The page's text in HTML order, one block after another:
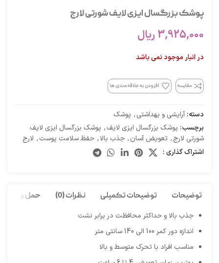
پوشک بزرگسال ایزی لایف شورتی لارج
3,925,000ریال
در انبار موجود نمی باشد
مقایسه افزودن به علاقه مندی ها
دسته: آرایشی و بهداشتی, پوشک
برچسب: پوشک بزرگسال ایزی لایف, پوشک بزرگسال ایزی لایف
شورتی لارج, تعویض آسان, جذب بالا, حفظ سلامت پوست, لارج
اشتراک گذاری :
توضیحات توضیحات تکمیلی نظرات (0) حمل و نقل
جذب بالا و حداکثر محافظت در برابر نشت
اندازه دور کمر 100 الی 140 سانتی متر
مناسب افراد با تحرک متوسط و بالا